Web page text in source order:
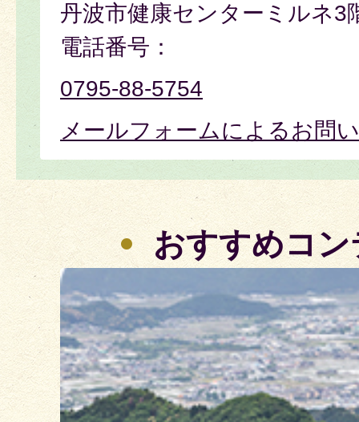
丹波市健康センターミルネ3
電話番号：
0795-88-5754
メールフォームによるお問
おすすめコ
2
枚
目
の